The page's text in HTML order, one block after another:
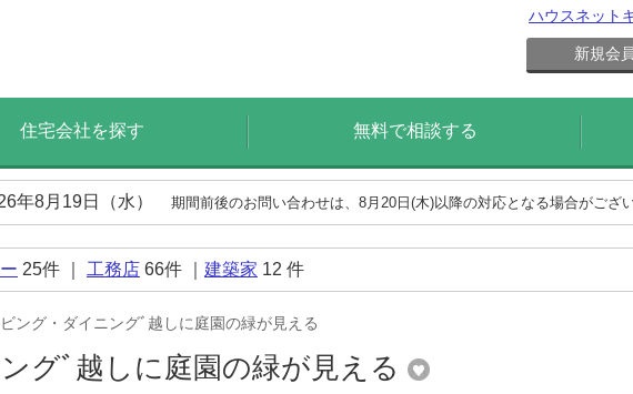
ハウスネット
新規会
住宅会社を探す 無料で相談する
年8月19日（水） 期間前後のお問い合わせは、8月20日(木)以降の対応となる場合がござい
25件 ｜ 工務店 66件 ｜ 建築家 12 件
ング・ダイニングﾞ越しに庭園の緑が見える
グﾞ越しに庭園の緑が見える